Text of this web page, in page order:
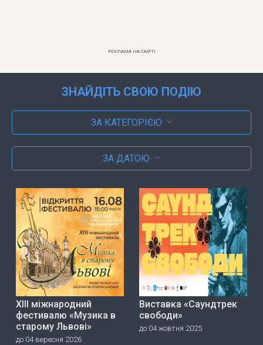
РЕКЛАМА НА САЙТІ
ЗНАЙДІТЬ СВОЮ ПОДІЮ
ЗА КАТЕГОРІЄЮ
ЗА ДАТОЮ
ХІІІ міжнародний
фестивалю «Музика в
старому Львові»
до 04 вересня 2026
Виставка «Саундтрек
свободи»
до 04 жовтня 2025